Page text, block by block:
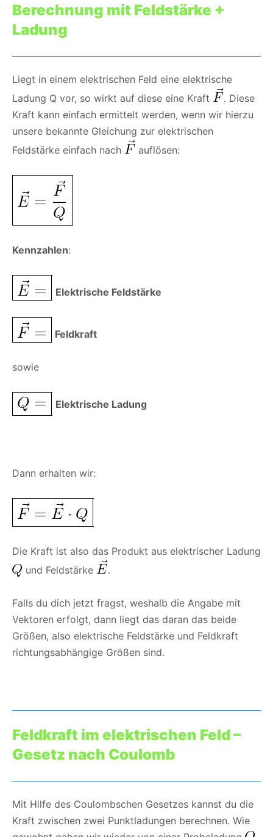
Berechnung mit Feldstärke +
Ladung
Liegt in einem elektrischen Feld eine elektrische
Ladung Q vor, so wirkt auf diese eine Kraft
. Diese
Kraft kann einfach ermittelt werden, wenn wir hierzu
unsere bekannte Gleichung zur elektrischen
Feldstärke einfach nach
auflösen:
Kennzahlen:
Elektrische Feldstärke
Feldkraft
sowie
Elektrische Ladung
Dann erhalten wir:
Die Kraft ist also das Produkt aus elektrischer Ladung
und Feldstärke
.
Falls du dich jetzt fragst, weshalb die Angabe mit
Vektoren erfolgt, dann liegt das daran das beide
Größen, also elektrische Feldstärke und Feldkraft
richtungsabhängige Größen sind.
Feldkraft im elektrischen Feld –
Gesetz nach Coulomb
Mit Hilfe des Coulombschen Gesetzes kannst du die
Kraft zwischen zwei Punktladungen berechnen. Wie